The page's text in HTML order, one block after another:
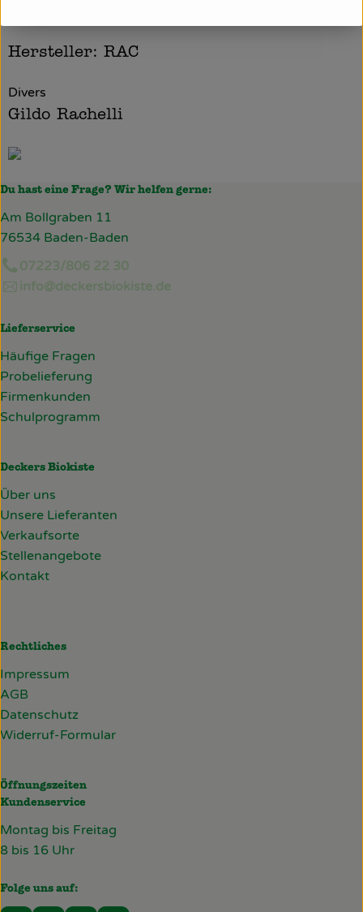
Hersteller: RAC
Divers
Gildo Rachelli
Du hast eine Frage? Wir helfen gerne:
Am Bollgraben 11
76534 Baden-Baden
07223/806 22 30
info@deckersbiokiste.de
Lieferservice
Häufige Fragen
Probelieferung
Firmenkunden
Schulprogramm
Deckers Biokiste
Über uns
Unsere Lieferanten
Verkaufsorte
Stellenangebote
Kontakt
Rechtliches
Impressum
AGB
Datenschutz
Widerruf-Formular
Öffnungszeiten
Kundenservice
Montag bis Freitag
8 bis 16 Uhr
Folge uns auf: